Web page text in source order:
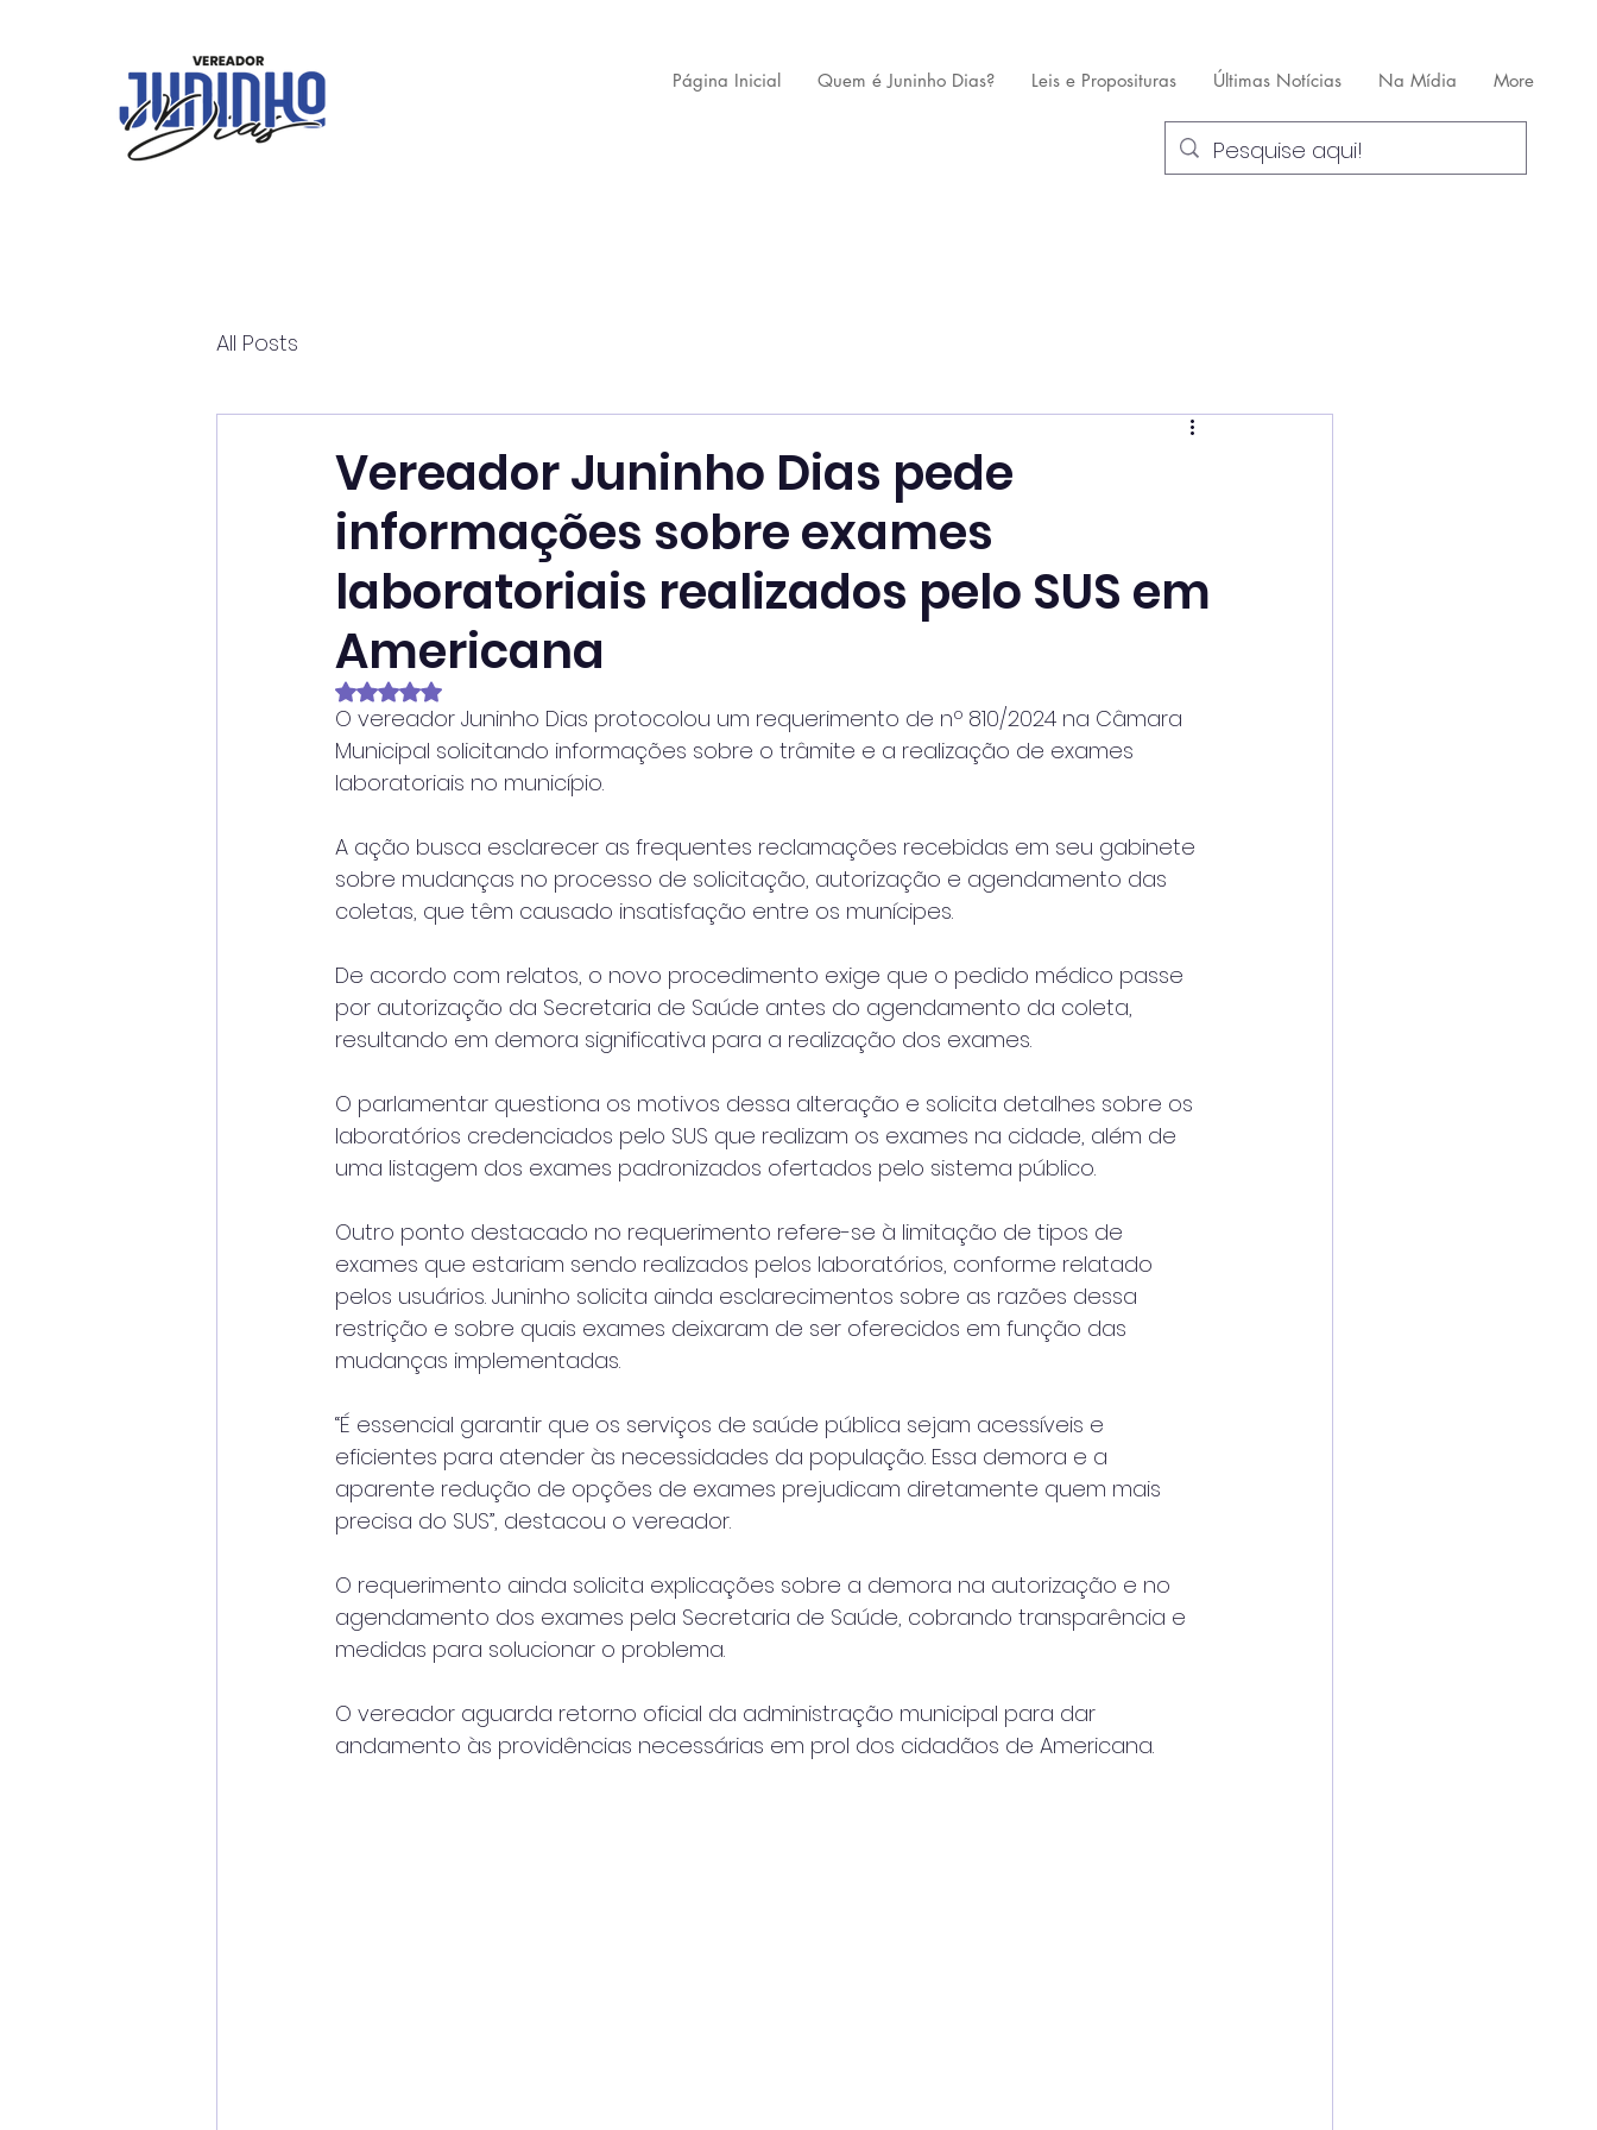
Página Inicial Quem é Juninho Dias? Leis e Proposituras Últimas Notícias Na Mídia More
All Posts
Vereador Juninho Dias pede
informações sobre exames
laboratoriais realizados pelo SUS em
Americana
Avaliado com NaN de 5 estrelas.
O vereador Juninho Dias protocolou um requerimento de nº 810/2024 na Câmara
Municipal solicitando informações sobre o trâmite e a realização de exames
laboratoriais no município.
A ação busca esclarecer as frequentes reclamações recebidas em seu gabinete
sobre mudanças no processo de solicitação, autorização e agendamento das
coletas, que têm causado insatisfação entre os munícipes.
De acordo com relatos, o novo procedimento exige que o pedido médico passe
por autorização da Secretaria de Saúde antes do agendamento da coleta,
resultando em demora significativa para a realização dos exames.
O parlamentar questiona os motivos dessa alteração e solicita detalhes sobre os
laboratórios credenciados pelo SUS que realizam os exames na cidade, além de
uma listagem dos exames padronizados ofertados pelo sistema público.
Outro ponto destacado no requerimento refere-se à limitação de tipos de
exames que estariam sendo realizados pelos laboratórios, conforme relatado
pelos usuários. Juninho solicita ainda esclarecimentos sobre as razões dessa
restrição e sobre quais exames deixaram de ser oferecidos em função das
mudanças implementadas.
“É essencial garantir que os serviços de saúde pública sejam acessíveis e
eficientes para atender às necessidades da população. Essa demora e a
aparente redução de opções de exames prejudicam diretamente quem mais
precisa do SUS”, destacou o vereador.
O requerimento ainda solicita explicações sobre a demora na autorização e no
agendamento dos exames pela Secretaria de Saúde, cobrando transparência e
medidas para solucionar o problema.
O vereador aguarda retorno oficial da administração municipal para dar
andamento às providências necessárias em prol dos cidadãos de Americana.